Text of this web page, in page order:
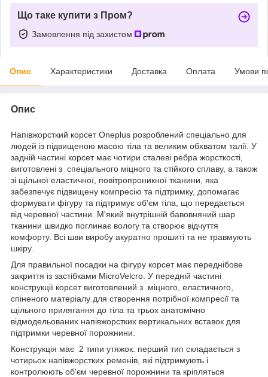
Що таке купити з Пром?
Замовлення під захистом
Опис Характеристики Доставка Оплата Умови
Опис
Напівжорсткий корсет Oneplus розроблений спеціально для
людей із підвищеною масою тіла та великим обхватом талії. У
задній частині корсет має чотири сталеві ребра жорсткості,
виготовлені з спеціального міцного та стійкого сплаву, а також
зі щільної еластичної, повітропроникної тканини, яка
забезпечує підвищену компресію та підтримку, допомагає
формувати фігуру та підтримує об'єм тіла, що передається
від черевної частини. М'який внутрішній бавовняний шар
тканини швидко поглинає вологу та створює відчуття
комфорту. Всі шви виробу акуратно прошиті та не травмують
шкіру.
Для правильної посадки на фігуру корсет має переднібове
закриття із застібками MicroVelcro. У передній частині
конструкції корсет виготовлений з міцного, еластичного,
спіненого матеріалу для створення потрібної компресії та
щільного прилягання до тіла та трьох анатомічно
відмодельованих напівжорстких вертикальних вставок для
підтримки черевної порожнини.
Конструкція має 2 типи утяжок: перший тип складається з
чотирьох напівжорстких ременів, які підтримують і
контролюють об'єм черевної порожнини та кріпляться